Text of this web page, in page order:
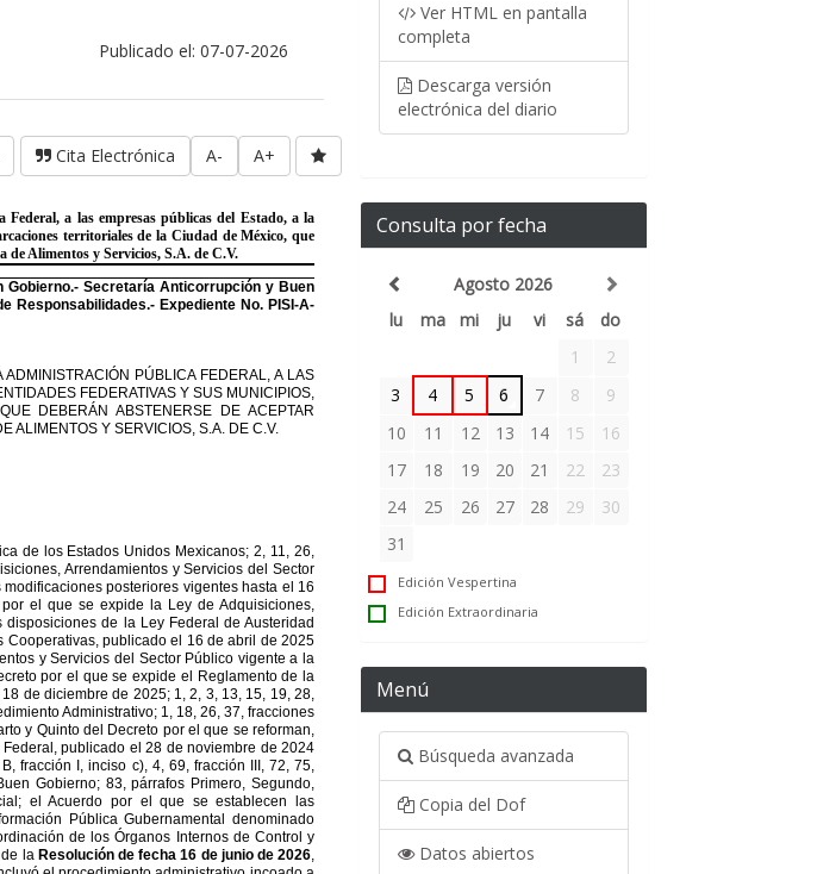
Publicado el: 07-07-2026
A+
A-
Cita Electrónica
Ver HTML en pantalla
completa
Descarga versión
electrónica del diario
Consulta por fecha
Agosto 2026
lu
ma mi ju vi sá
do
1
2
3
4 5 6 7 8
9
10
11 12 13 14 15
16
17
18 19 20 21 22
23
24
25 26 27 28 29
30
31
Edición Vespertina
Edición Extraordinaria
Menú
Búsqueda avanzada
Copia del Dof
Datos abiertos